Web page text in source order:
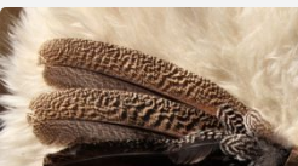
1"